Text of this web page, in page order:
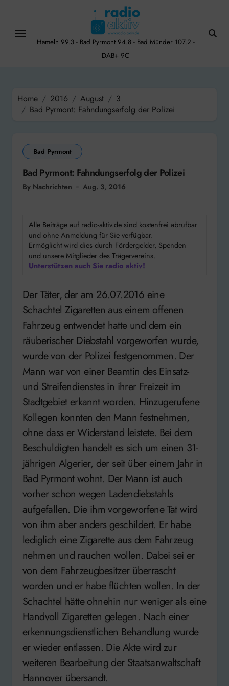
content
Hameln 99.3 - Bad Pyrmont 94.8 - Bad Münder 107.2 -
DAB+ 9C
Home 2016 August
3
Bad Pyrmont: Fahndungserfolg der Polizei
Bad Pyrmont
Bad Pyrmont: Fahndungserfolg der Polizei
By Nachrichten Aug. 3, 2016
Alle Beiträge auf radio-aktiv.de sind kostenfrei abrufbar
und ohne Anmeldung für Sie verfügbar.
Ermöglicht wird dies durch Fördergelder, Spenden
und unsere Mitglieder des Trägervereins.
Unterstützen auch Sie radio aktiv!
Der Täter, der am 26.07.2016 eine
Schachtel Zigaretten aus einem offenen
Fahrzeug entwendet hatte und dem ein
räuberischer Diebstahl vorgeworfen wurde,
wurde von der Polizei festgenommen. Der
Mann war von einer Beamtin des Einsatz-
und Streifendienstes in ihrer Freizeit im
Stadtgebiet erkannt worden. Hinzugerufene
Kollegen konnten den Mann festnehmen,
ohne dass er Widerstand leistete. Bei dem
Beschuldigten handelt es sich um einen 31-
jährigen Algerier, der seit über einem Jahr in
Bad Pyrmont wohnt. Der Mann ist auch
vorher schon wegen Ladendiebstahls
aufgefallen. Die ihm vorgeworfene Tat wird
von ihm aber anders geschildert. Er habe
lediglich eine Zigarette aus dem Fahrzeug
nehmen und rauchen wollen. Dabei sei er
von dem Fahrzeugbesitzer überrascht
worden und er habe flüchten wollen. In der
Schachtel hätte ohnehin nur weniger als eine
Handvoll Zigaretten gelegen. Nach einer
erkennungsdienstlichen Behandlung wurde
er wieder entlassen. Die Akte wird zur
weiteren Bearbeitung der Staatsanwaltschaft
Hannover übersandt.